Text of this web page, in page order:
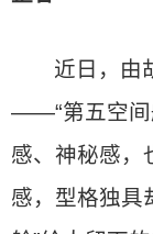
近日，由
——“第五空间
感、神秘感，
感，型格独具